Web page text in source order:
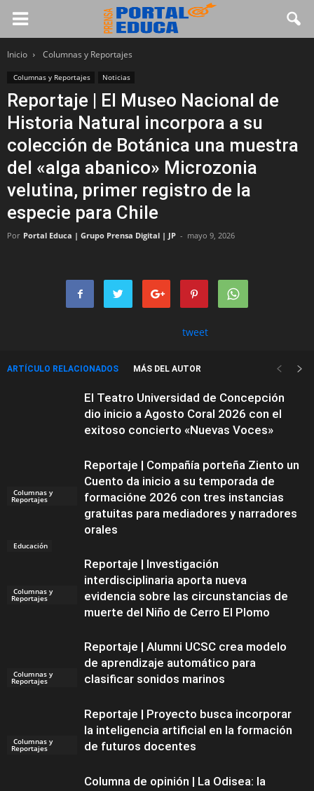
Inicio Columnas y Reportajes
Columnas y Reportajes Noticias
Reportaje | El Museo Nacional de
Historia Natural incorpora a su
colección de Botánica una muestra
del «alga abanico» Microzonia
velutina, primer registro de la
especie para Chile
Por Portal Educa | Grupo Prensa Digital | JP - mayo 9, 2026
tweet
ARTÍCULO RELACIONADOS MÁS DEL AUTOR
Educación
El Teatro Universidad de Concepción
dio inicio a Agosto Coral 2026 con el
exitoso concierto «Nuevas Voces»
Columnas y
Reportajes
Reportaje | Compañía porteña Ziento un
Cuento da inicio a su temporada de
formacióne 2026 con tres instancias
gratuitas para mediadores y narradores
orales
Columnas y
Reportajes
Reportaje | Investigación
interdisciplinaria aporta nueva
evidencia sobre las circunstancias de
muerte del Niño de Cerro El Plomo
Columnas y
Reportajes
Reportaje | Alumni UCSC crea modelo
de aprendizaje automático para
clasificar sonidos marinos
Columnas y
Reportajes
Reportaje | Proyecto busca incorporar
la inteligencia artificial en la formación
de futuros docentes
Columna de opinión | La Odisea: la